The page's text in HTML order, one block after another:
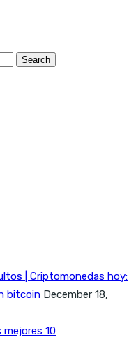
| Criptomonedas hoy:
bitcoin December 18,
mejores 10